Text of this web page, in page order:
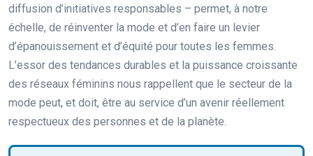
diffusion d’initiatives responsables – permet, à notre
échelle, de réinventer la mode et d’en faire un levier
d’épanouissement et d’équité pour toutes les femmes.
L’essor des tendances durables et la puissance croissante
des réseaux féminins nous rappellent que le secteur de la
mode peut, et doit, être au service d’un avenir réellement
respectueux des personnes et de la planète.